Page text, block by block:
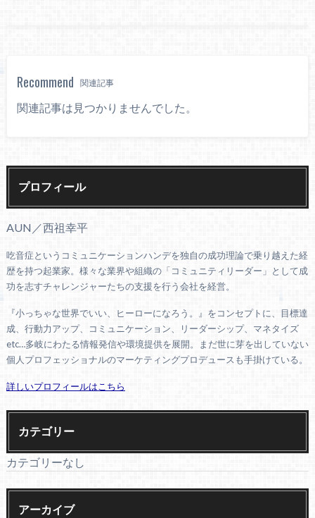
Recommend 関連記事
関連記事は見つかりませんでした。
プロフィール
AUN／西祖幸平
吃音症というコミュニケーションハンデを独自の成功理論で乗り越えた経
歴を持つ起業家。様々な業界や組織の「コミュニティリーダー」として成
功を志すチャレンジャーたちの支援を行う会社を経営。
『小っちゃな世界でいい、ヒーローになろう。』をコンセプトに、目標達
成、行動力アップ、コミュニケーション、リーダーシップ、マネタイズ
etc…多岐にわたる情報発信や環境提供を展開。まだ世に芽を出していない
個人プロフェッショナルのマーケティングプロデュースも手掛けている。
詳しいプロフィールはこちら
カテゴリー
カテゴリーなし
アーカイブ